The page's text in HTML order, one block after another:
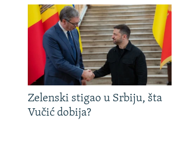
Zelenski stigao u Srbiju, šta
Vučić dobija?